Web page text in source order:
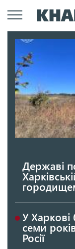
Державі
У Харкові
семи
Росії